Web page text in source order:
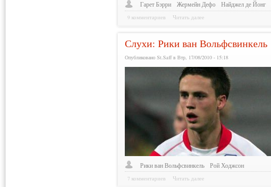
Гарет Бэрри
Жермейн Дефо Найджел де Йонг
9 комментариев Читать далее
Слухи: Рики ван Вольфсвинкель
Опубликовано St.Saff в Втр, 17/08/2010 - 15:18
Рики ван Вольфсвинкель
Рой Ходжсон
7 комментариев Читать далее